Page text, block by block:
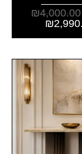
₪4,000.00
₪